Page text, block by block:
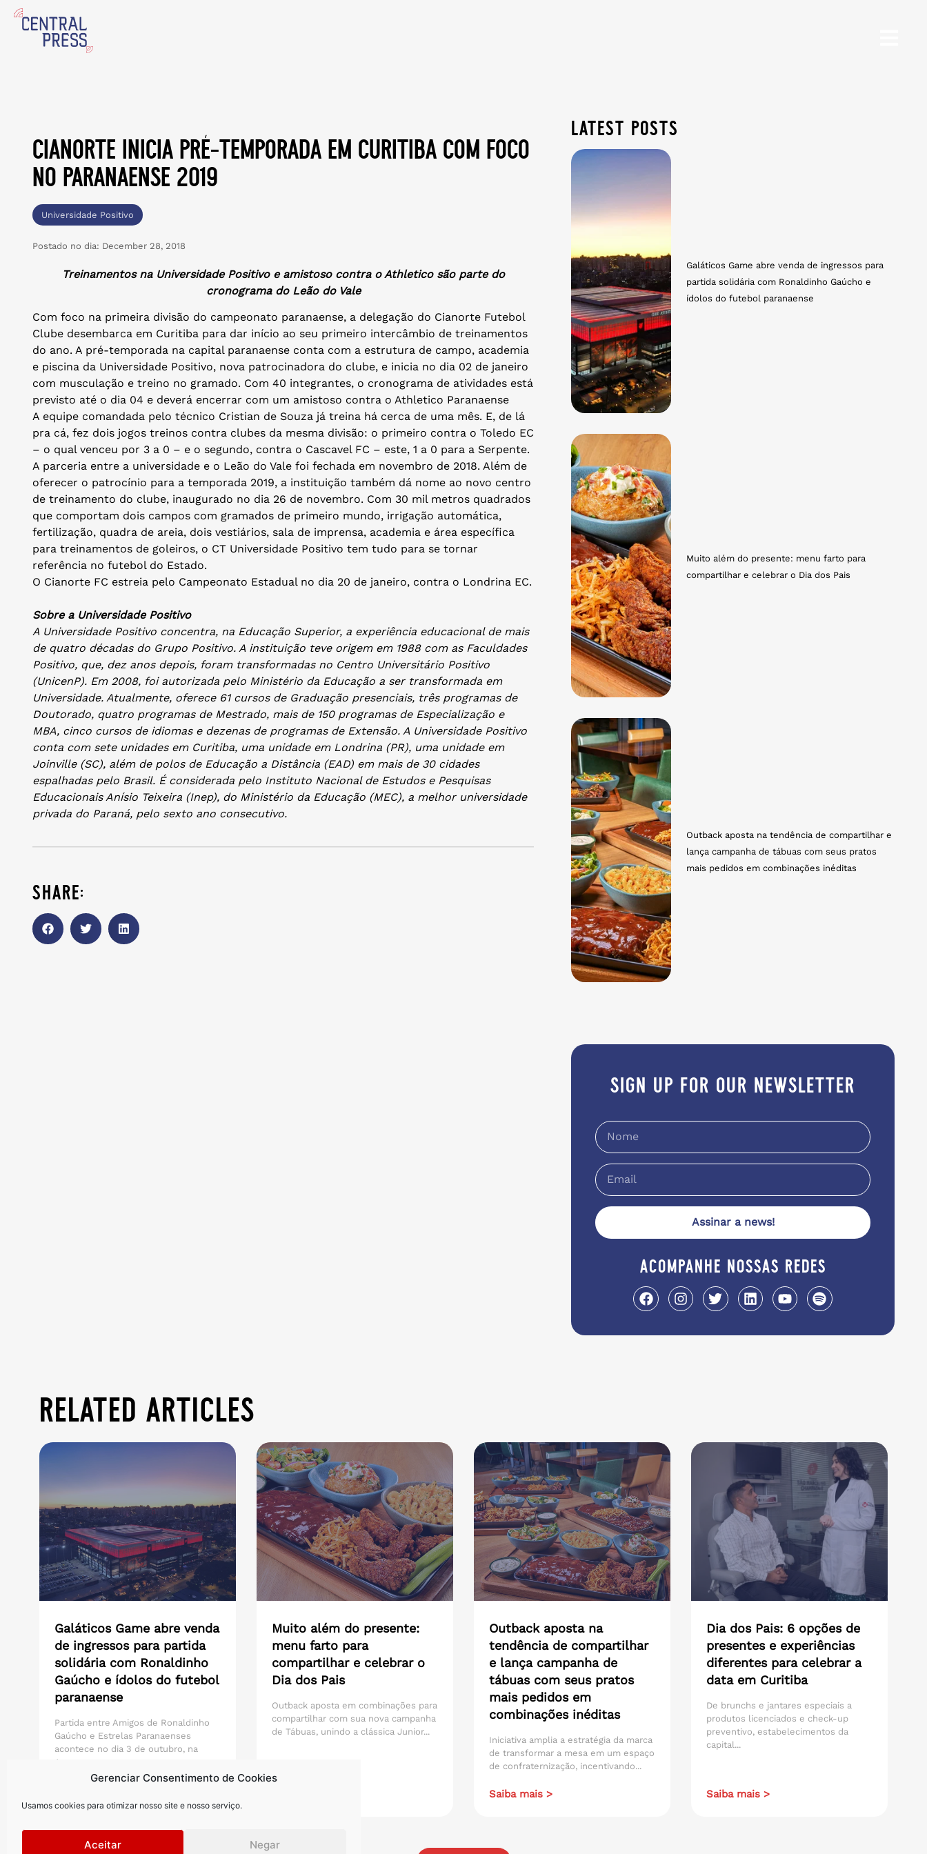
Gerenciar Consentimento de Cookies
Usamos cookies para otimizar nosso site e nosso serviço.
Aceitar Negar
cianorte inicia pré-temporada em curitiba com foco
no paranaense 2019
Universidade Positivo
Postado no dia: December 28, 2018
Treinamentos na Universidade Positivo e amistoso contra o Athletico são parte do
cronograma do Leão do Vale
Com foco na primeira divisão do campeonato paranaense, a delegação do Cianorte Futebol
Clube desembarca em Curitiba para dar início ao seu primeiro intercâmbio de treinamentos
do ano. A pré-temporada na capital paranaense conta com a estrutura de campo, academia
e piscina da Universidade Positivo, nova patrocinadora do clube, e inicia no dia 02 de janeiro
com musculação e treino no gramado. Com 40 integrantes, o cronograma de atividades está
previsto até o dia 04 e deverá encerrar com um amistoso contra o Athletico Paranaense
A equipe comandada pelo técnico Cristian de Souza já treina há cerca de uma mês. E, de lá
pra cá, fez dois jogos treinos contra clubes da mesma divisão: o primeiro contra o Toledo EC
– o qual venceu por 3 a 0 – e o segundo, contra o Cascavel FC – este, 1 a 0 para a Serpente.
A parceria entre a universidade e o Leão do Vale foi fechada em novembro de 2018. Além de
oferecer o patrocínio para a temporada 2019, a instituição também dá nome ao novo centro
de treinamento do clube, inaugurado no dia 26 de novembro. Com 30 mil metros quadrados
que comportam dois campos com gramados de primeiro mundo, irrigação automática,
fertilização, quadra de areia, dois vestiários, sala de imprensa, academia e área específica
para treinamentos de goleiros, o CT Universidade Positivo tem tudo para se tornar
referência no futebol do Estado.
O Cianorte FC estreia pelo Campeonato Estadual no dia 20 de janeiro, contra o Londrina EC.
Sobre a Universidade Positivo
A Universidade Positivo concentra, na Educação Superior, a experiência educacional de mais
de quatro décadas do Grupo Positivo. A instituição teve origem em 1988 com as Faculdades
Positivo, que, dez anos depois, foram transformadas no Centro Universitário Positivo
(UnicenP). Em 2008, foi autorizada pelo Ministério da Educação a ser transformada em
Universidade. Atualmente, oferece 61 cursos de Graduação presenciais, três programas de
Doutorado, quatro programas de Mestrado, mais de 150 programas de Especialização e
MBA, cinco cursos de idiomas e dezenas de programas de Extensão. A Universidade Positivo
conta com sete unidades em Curitiba, uma unidade em Londrina (PR), uma unidade em
Joinville (SC), além de polos de Educação a Distância (EAD) em mais de 30 cidades
espalhadas pelo Brasil. É considerada pelo Instituto Nacional de Estudos e Pesquisas
Educacionais Anísio Teixeira (Inep), do Ministério da Educação (MEC), a melhor universidade
privada do Paraná, pelo sexto ano consecutivo.
share:
latest posts
Galáticos Game abre venda de ingressos para
partida solidária com Ronaldinho Gaúcho e
ídolos do futebol paranaense
Muito além do presente: menu farto para
compartilhar e celebrar o Dia dos Pais
Outback aposta na tendência de compartilhar e
lança campanha de tábuas com seus pratos
mais pedidos em combinações inéditas
sign up for our newsletter
Assinar a news!
acompanhe nossas redes
related articles
Galáticos Game abre venda
de ingressos para partida
solidária com Ronaldinho
Gaúcho e ídolos do futebol
paranaense
Partida entre Amigos de Ronaldinho
Gaúcho e Estrelas Paranaenses
acontece no dia 3 de outubro, na
Arena...
Muito além do presente:
menu farto para
compartilhar e celebrar o
Dia dos Pais
Outback aposta em combinações para
compartilhar com sua nova campanha
de Tábuas, unindo a clássica Junior...
Outback aposta na
tendência de compartilhar
e lança campanha de
tábuas com seus pratos
mais pedidos em
combinações inéditas
Iniciativa amplia a estratégia da marca
de transformar a mesa em um espaço
de confraternização, incentivando...
Saiba mais >
Dia dos Pais: 6 opções de
presentes e experiências
diferentes para celebrar a
data em Curitiba
De brunchs e jantares especiais a
produtos licenciados e check-up
preventivo, estabelecimentos da
capital...
Saiba mais >